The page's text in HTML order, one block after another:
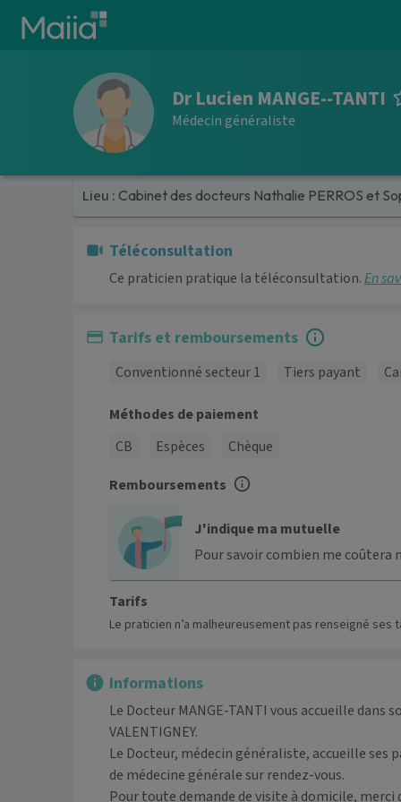
Aller au contenu principal
Dr Lucien MANGE--TANTI
Médecin généraliste
Lieu : Cabinet des docteurs Nathalie PERROS et
Téléconsultation
Ce praticien pratique la téléconsultation.En
Tarifs et remboursements
Conventionné secteur 1 Tiers payant
Méthodes de paiement
CB
Espèces
Chèque
Remboursements
J'indique ma mutuelle
Pour savoir combien me coûtera
Tarifs
Le praticien n’a malheureusement pas renseigné ses
Informations
Le Docteur MANGE-TANTI vous accueille dans
VALENTIGNEY.
Le Docteur, médecin généraliste, accueille
de médecine générale sur rendez-vous.
Pour toute demande de visite à domicile, merci